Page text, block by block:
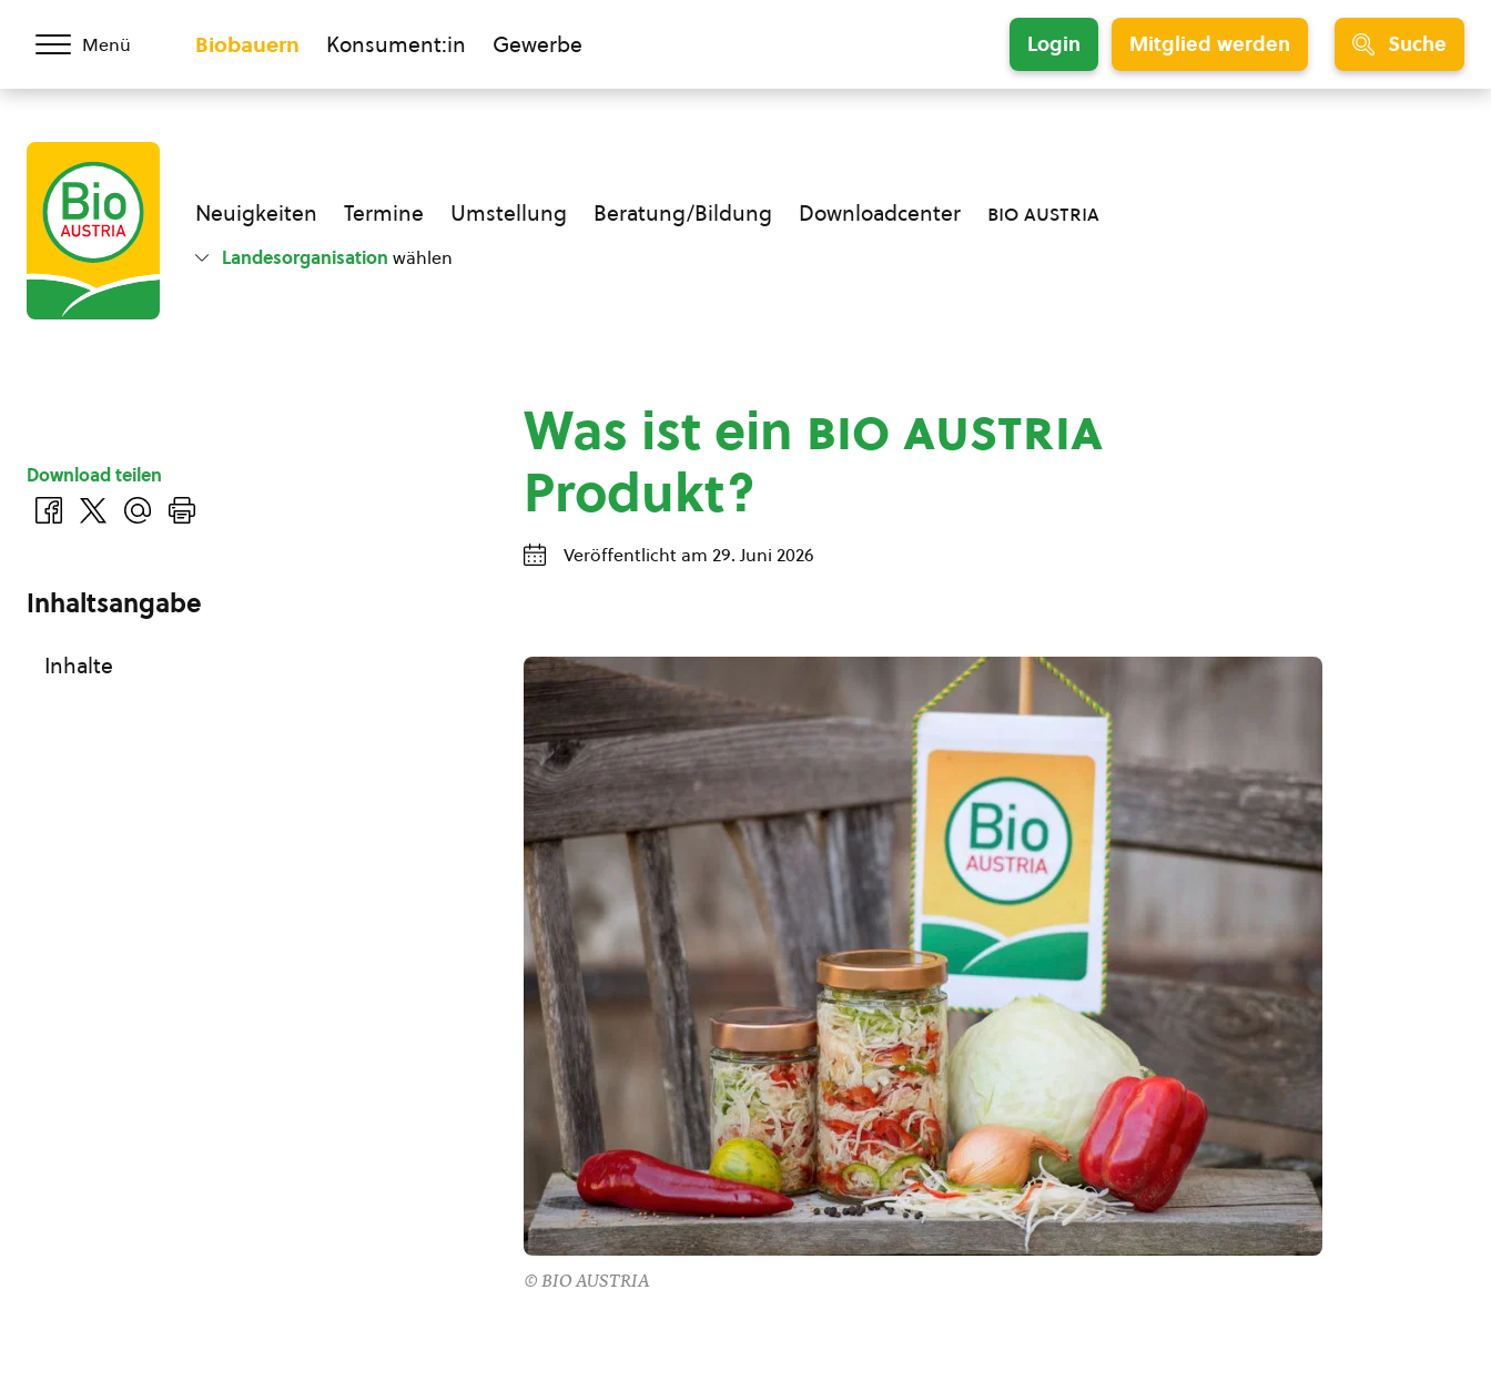
Menü Biobauern Konsument:in Gewerbe Login Mitglied werden Suche
Neuigkeiten Termine Umstellung Beratung/Bildung Downloadcenter bio austria
Landesorganisation wählen
Was ist ein bio austria
Produkt?
Veröffentlicht am 29. Juni 2026
© BIO AUSTRIA
Download teilen
Inhaltsangabe
Inhalte